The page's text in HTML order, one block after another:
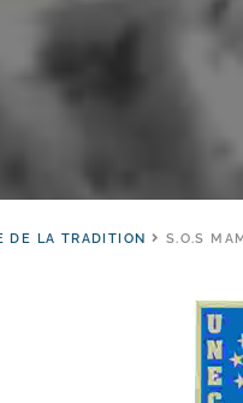
DE LA TRADITION S.O.S